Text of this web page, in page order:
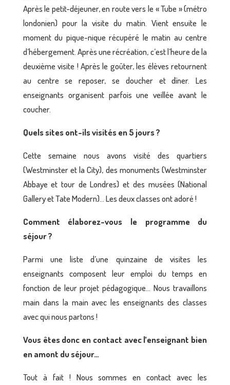
Après le petit-déjeuner, en route vers le « Tube » (métro
londonien) pour la visite du matin. Vient ensuite le
moment du pique-nique récupéré le matin au centre
d’hébergement. Après une récréation, c’est l’heure de la
deuxième visite ! Après le goûter, les élèves retournent
au centre se reposer, se doucher et dîner. Les
enseignants organisent parfois une veillée avant le
coucher.
Quels sites ont-ils visités en 5 jours ?
Cette semaine nous avons visité des quartiers
(Westminster et la City), des monuments (Westminster
Abbaye et tour de Londres) et des musées (National
Gallery et Tate Modern)… Les deux classes ont adoré !
Comment élaborez-vous le programme du
séjour ?
Parmi une liste d’une quinzaine de visites les
enseignants composent leur emploi du temps en
fonction de leur projet pédagogique… Nous travaillons
main dans la main avec les enseignants des classes
avec qui nous partons !
Vous êtes donc en contact avec l’enseignant bien
en amont du séjour…
Tout à fait ! Nous sommes en contact avec les